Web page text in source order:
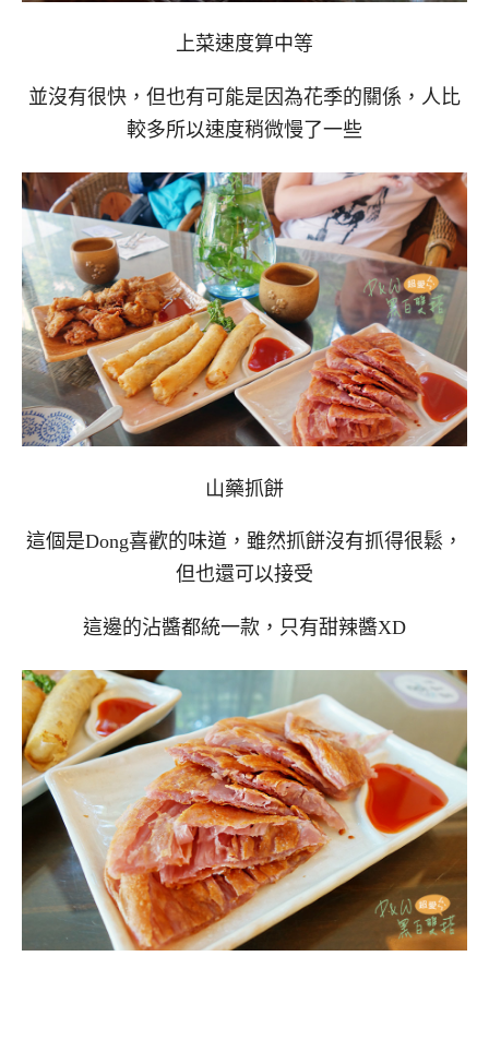
上菜速度算中等
並沒有很快，但也有可能是因為花季的關係，人比
較多所以速度稍微慢了一些
山藥抓餅
這個是Dong喜歡的味道，雖然抓餅沒有抓得很鬆，
但也還可以接受
這邊的沾醬都統一款，只有甜辣醬XD